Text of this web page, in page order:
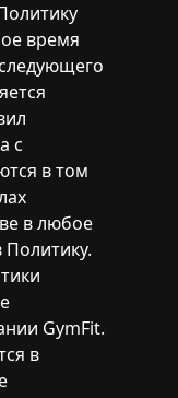
время
с
в том
в любое
GymFit.
в